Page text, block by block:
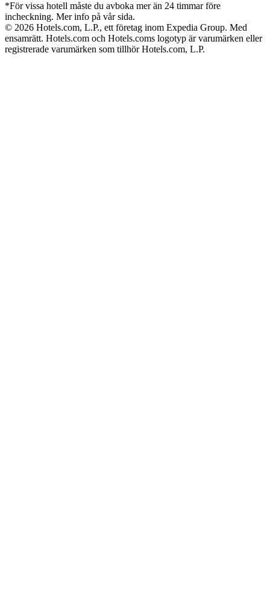
*För vissa hotell måste du avboka mer än 24 timmar före
incheckning. Mer info på vår sida.
© 2026 Hotels.com, L.P., ett företag inom Expedia Group. Med
ensamrätt. Hotels.com och Hotels.coms logotyp är varumärken eller
registrerade varumärken som tillhör Hotels.com, L.P.